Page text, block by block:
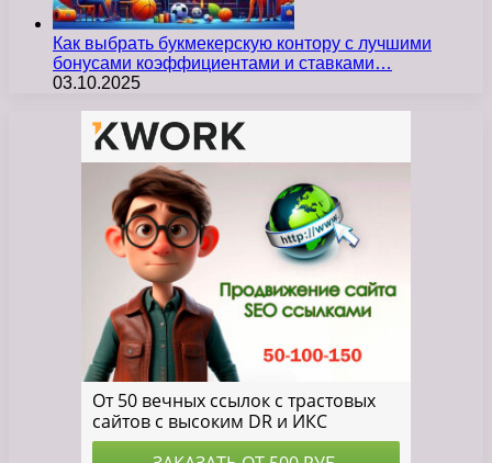
Как выбрать букмекерскую контору с лучшими
бонусами коэффициентами и ставками…
03.10.2025